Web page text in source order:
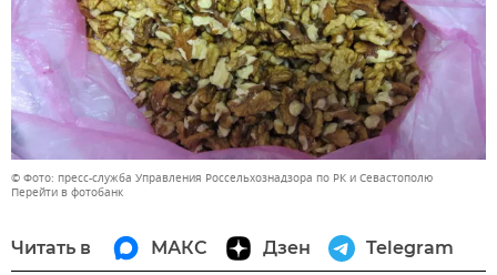
© Фото: пресс-служба Управления Россельхознадзора по РК и Севастополю
Перейти в фотобанк
Читать в МАКС Дзен Telegram